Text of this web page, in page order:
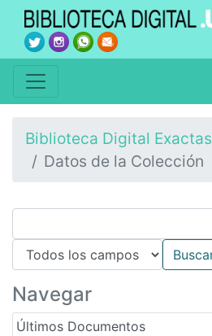
Biblioteca Digital Exactas
Datos de la Colección
Navegar
Últimos Documentos